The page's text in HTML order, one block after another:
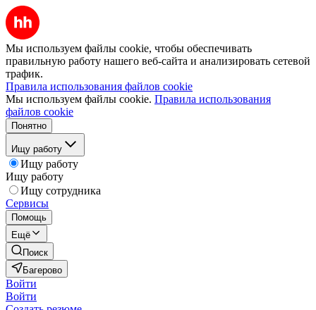
Мы используем файлы cookie, чтобы обеспечивать
правильную работу нашего веб-сайта и анализировать сетевой
трафик.
Правила использования файлов cookie
Мы используем файлы cookie. Правила использования
файлов cookie
Понятно
Ищу работу
Ищу работу
Ищу работу
Ищу сотрудника
Сервисы
Помощь
Ещё
Поиск
Багерово
Войти
Войти